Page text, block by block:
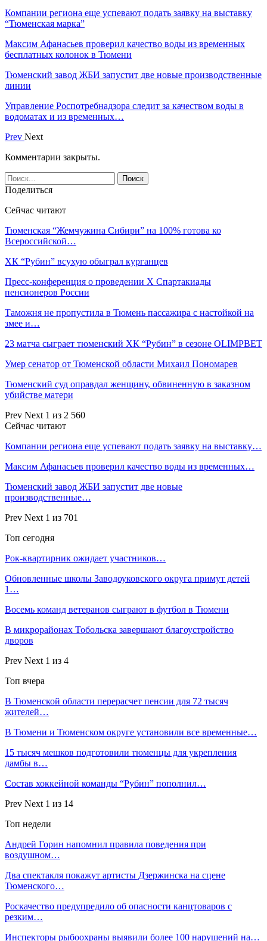
Компании региона еще успевают подать заявку на выставку
“Тюменская марка”
Максим Афанасьев проверил качество воды из временных
бесплатных колонок в Тюмени
Тюменский завод ЖБИ запустит две новые производственные
линии
Управление Роспотребнадзора следит за качеством воды в
водоматах и из временных…
Prev Next
Комментарии закрыты.
Поделиться
Сейчас читают
Тюменская “Жемчужина Сибири” на 100% готова ко
Всероссийской…
ХК “Рубин” всухую обыграл курганцев
Пресс-конференция о проведении X Спартакиады
пенсионеров России
Таможня не пропустила в Тюмень пассажира с настойкой на
змее и…
23 матча сыграет тюменский ХК “Рубин” в сезоне OLIMPBET
Умер сенатор от Тюменской области Михаил Пономарев
Тюменский суд оправдал женщину, обвиненную в заказном
убийстве матери
Prev Next 1 из 2 560
Сейчас читают
Компании региона еще успевают подать заявку на выставку…
Максим Афанасьев проверил качество воды из временных…
Тюменский завод ЖБИ запустит две новые
производственные…
Prev Next 1 из 701
Топ сегодня
Рок-квартирник ожидает участников…
Обновленные школы Заводоуковского округа примут детей
1…
Восемь команд ветеранов сыграют в футбол в Тюмени
В микрорайонах Тобольска завершают благоустройство
дворов
Prev Next 1 из 4
Топ вчера
В Тюменской области перерасчет пенсии для 72 тысяч
жителей…
В Тюмени и Тюменском округе установили все временные…
15 тысяч мешков подготовили тюменцы для укрепления
дамбы в…
Состав хоккейной команды “Рубин” пополнил…
Prev Next 1 из 14
Топ недели
Андрей Горин напомнил правила поведения при
воздушном…
Два спектакля покажут артисты Дзержинска на сцене
Тюменского…
Роскачество предупредило об опасности канцтоваров с
резким…
Инспекторы рыбоохраны выявили более 100 нарушений на…